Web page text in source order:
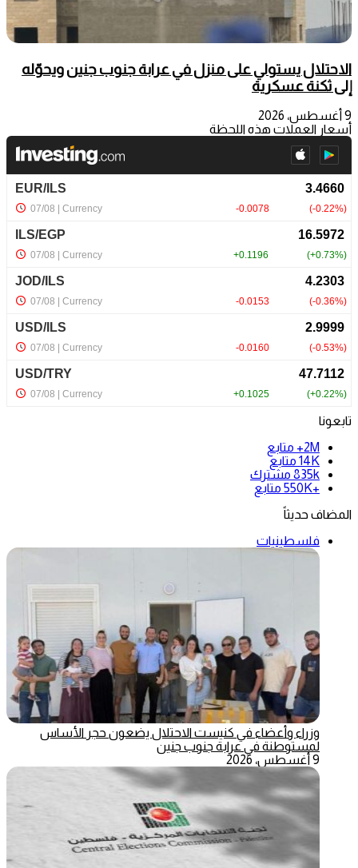
الاحتلال يستولي على منزل في عرابة جنوب جنين ويحوّله
إلى ثكنة عسكرية
9 أغسطس، 2026
أسعار العملات هذه اللحظة
تابعونا
2M+
متابع
14K متابع
835k مشترك
+550K
متابع
المضاف حديثاً
فلسطينيات
وزراء وأعضاء في كنيست الاحتلال يضعون حجر الأساس
لمستوطنة في عرابة جنوب جنين
9 أغسطس، 2026